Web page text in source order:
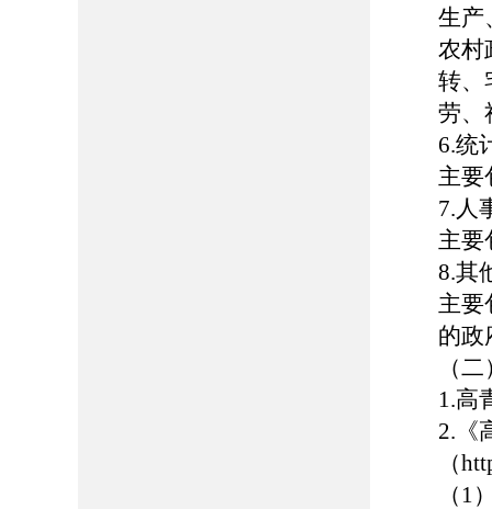
生产
农村
转、
劳、
6.统
主要
7.人
主要
8.其
主要
的政
（
1.高
2.《
（
（1